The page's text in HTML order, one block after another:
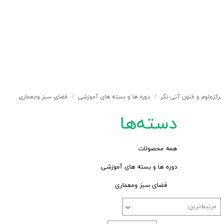
و فنون آتی نگر دوره ها و بسته های آموزشی فضای سبز ومعماری
دسته‌ها
همه محصولات
دوره ها و بسته های آموزشی
فضای سبز ومعماری
مرتبط‌ترین